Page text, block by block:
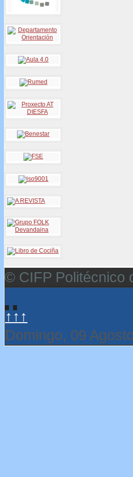
© CIFP Politécnico
↑↑↑
Domingo, 09